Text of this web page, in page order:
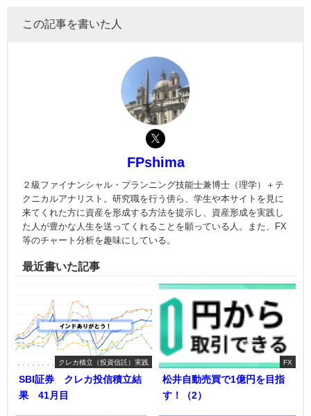
この記事を書いた人
FPshima
２級ファイナンシャル・プランニング技能士兼博士（理学）＋テ
クニカルアナリスト。研究職を行う傍ら、学生や本サイトを見に
来てくれた方に資産を形成する方法を提示し、資産形成を実践し
た人が豊かな人生を送ってくれることを願っている人。また、FX
等のチャート分析を趣味にしている。
最近書いた記事
クレカ積立（投資信託）実践
SBI証券 クレカ投信積立結
果 41月目
FX
松井自動売買で1億円を目指
す！（2）